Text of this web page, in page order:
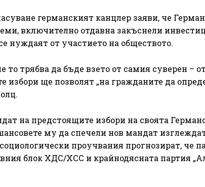
германският канцлер заяви, че
включително отдавна закъснели
нуждаят от участието на обществото.
то трябва да бъде взето от самия суверен – от
избори ще позволят „на гражданите да
на предстоящите избори на своята
му да спечели нов мандат
проучвания прогнозират, че
блок ХДС/ХСС и крайнодясната партия